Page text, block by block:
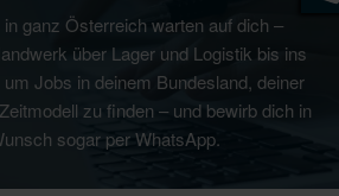
ganz Österreich warten auf dich –
über Lager und Logistik bis ins
Jobs in deinem Bundesland, deiner
zu finden – und bewirb dich in
sogar per WhatsApp.